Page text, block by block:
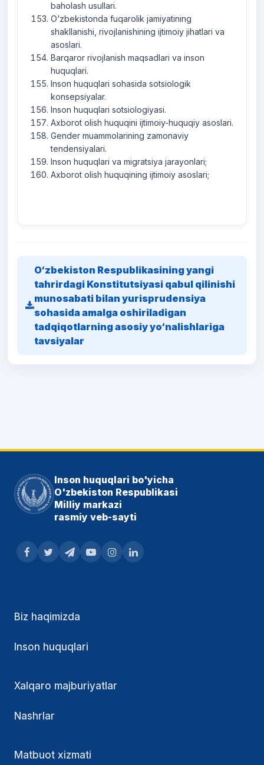
baholash usullari.
O‘zbekistonda fuqarolik jamiyatining
shakllanishi, rivojlanishining ijtimoiy jihatlari va
asoslari.
Barqaror rivojlanish maqsadlari va inson
huquqlari.
Inson huquqlari sohasida sotsiologik
konsepsiyalar.
Inson huquqlari sotsiologiyasi.
Axborot olish huquqini ijtimoiy-huquqiy asoslari.
Gender muammolarining zamonaviy
tendensiyalari.
Inson huquqlari va migratsiya jarayonlari;
Axborot olish huquqining ijtimoiy asoslari;
O‘zbekiston Respublikasining yangi
tahrirdagi Konstitutsiyasi qabul qilinishi
munosabati bilan yurisprudensiya
sohasida amalga oshiriladigan
tadqiqotlarning asosiy yo‘nalishlariga
tavsiyalar
Inson huquqlari bo'yicha
O'zbekiston Respublikasi
Milliy markazi
rasmiy veb-sayti
Biz haqimizda
Inson huquqlari
Xalqaro majburiyatlar
Nashrlar
Matbuot xizmati